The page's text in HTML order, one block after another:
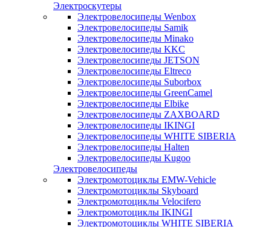
Электроскутеры
Электровелосипеды Wenbox
Электровелосипеды Samik
Электровелосипеды Minako
Электровелосипеды KKC
Электровелосипеды JETSON
Электровелосипеды Eltreco
Электровелосипеды Suborbox
Электровелосипеды GreenCamel
Электровелосипеды Elbike
Электровелосипеды ZAXBOARD
Электровелосипеды IKINGI
Электровелосипеды WHITE SIBERIA
Электровелосипеды Halten
Электровелосипеды Kugoo
Электровелосипеды
Электромотоциклы EMW-Vehicle
Электромотоциклы Skyboard
Электромотоциклы Velocifero
Электромотоциклы IKINGI
Электромотоциклы WHITE SIBERIA